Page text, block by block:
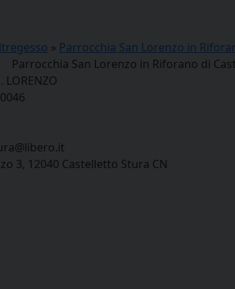
» Parrocchia San Lorenzo in
Parrocchia San Lorenzo in Riforano di
LORENZO
3, 12040 Castelletto Stura CN